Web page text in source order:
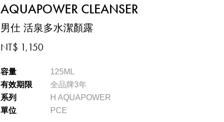
AQUAPOWER CLEANSER
男仕 活泉多水潔顏露
NT$ 1,150
容量
125ML
有效期限
全品牌3年
系列
H AQUAPOWER
單位
PCE